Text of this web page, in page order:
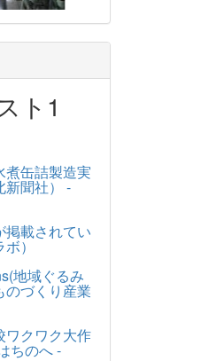
ト1
煮缶詰製造実
新聞社） -
掲載されてい
）
地域ぐるみ
のづくり産業
ワクワク大作
ちのへ -